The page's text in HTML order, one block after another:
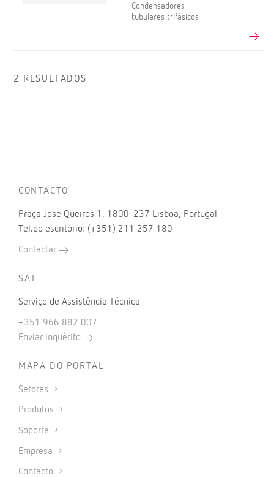
Condensadores
tubulares trifásicos
2 RESULTADOS
CONTACTO
Praça Jose Queiros 1, 1800-237 Lisboa, Portugal
Tel.do escritorio: (+351) 211 257 180
Contactar
SAT
Serviço de Assistência Técnica
+351 966 882 007
Enviar inquérito
MAPA DO PORTAL
Setores
Produtos
Soporte
Empresa
Contacto